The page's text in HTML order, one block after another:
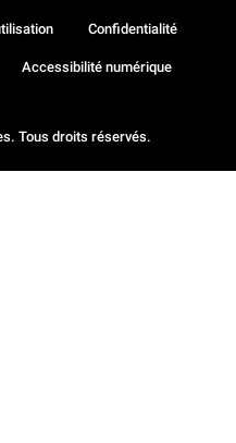
Tous droits réservés.
Confidentialité
Accessibilité numérique